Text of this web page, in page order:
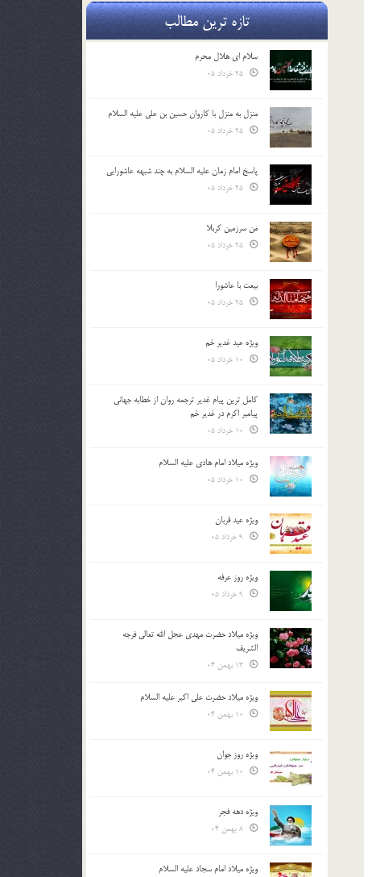
تازه ترین مطالب
سلام ای هلال محرم
منزل به منزل با کاروان حسین بن علی علیه السلام
پاسخ امام زمان علیه السلام به چند شبهه عاشورایی
من سرزمین کربلا
بیعت با عاشورا
ویژه عید غدیر خم
کامل ترین پیام غدیر ترجمه روان از خطابه جهانی
پیامبر اکرم در غدیر خم
ویژه میلاد امام هادی علیه السلام
ویژه عید قربان
ویژه روز عرفه
ویژه میلاد حضرت مهدی عجل الله تعالی فرجه
الشريف
ویژه میلاد حضرت علی اکبر علیه السلام
ویژه روز جوان
ویژه دهه فجر
ویژه میلاد امام سجاد علیه السلام